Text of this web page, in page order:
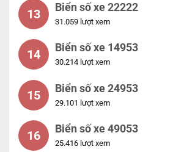
13 Biển số xe 22222
31.059 lượt xem
14 Biển số xe 14953
30.214 lượt xem
15 Biển số xe 24953
29.101 lượt xem
16 Biển số xe 49053
25.416 lượt xem